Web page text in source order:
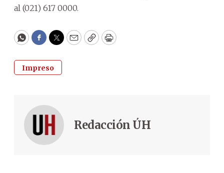
al (021) 617 0000.
WhatsApp
Facebook
Twitter
EmailCopyPrint
Impreso
Redacción ÚH